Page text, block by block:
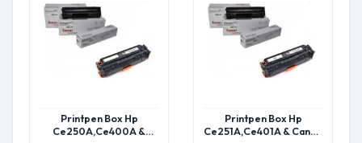
Printpen Box Hp
Ce250A,Ce400A &
Printpen Box Hp
Ce251A,Ce401A & Canon